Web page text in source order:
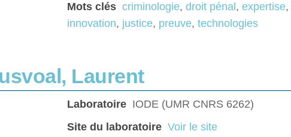
Mots clés criminologie, droit pénal , expertise,
innovation, justice, preuve, technologies
Laurent
Laboratoire IODE (UMR CNRS 6262)
Site du laboratoire Voir le site